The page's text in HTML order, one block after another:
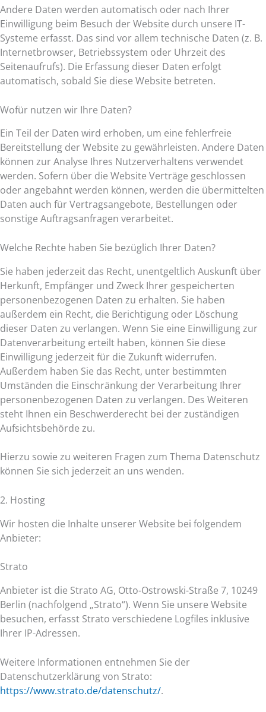
Andere Daten werden automatisch oder nach Ihrer
Einwilligung beim Besuch der Website durch unsere IT-
Systeme erfasst. Das sind vor allem technische Daten (z. B.
Internetbrowser, Betriebssystem oder Uhrzeit des
Seitenaufrufs). Die Erfassung dieser Daten erfolgt
automatisch, sobald Sie diese Website betreten.
Wofür nutzen wir Ihre Daten?
Ein Teil der Daten wird erhoben, um eine fehlerfreie
Bereitstellung der Website zu gewährleisten. Andere Daten
können zur Analyse Ihres Nutzerverhaltens verwendet
werden. Sofern über die Website Verträge geschlossen
oder angebahnt werden können, werden die übermittelten
Daten auch für Vertragsangebote, Bestellungen oder
sonstige Auftragsanfragen verarbeitet.
Welche Rechte haben Sie bezüglich Ihrer Daten?
Sie haben jederzeit das Recht, unentgeltlich Auskunft über
Herkunft, Empfänger und Zweck Ihrer gespeicherten
personenbezogenen Daten zu erhalten. Sie haben
außerdem ein Recht, die Berichtigung oder Löschung
dieser Daten zu verlangen. Wenn Sie eine Einwilligung zur
Datenverarbeitung erteilt haben, können Sie diese
Einwilligung jederzeit für die Zukunft widerrufen.
Außerdem haben Sie das Recht, unter bestimmten
Umständen die Einschränkung der Verarbeitung Ihrer
personenbezogenen Daten zu verlangen. Des Weiteren
steht Ihnen ein Beschwerderecht bei der zuständigen
Aufsichtsbehörde zu.
Hierzu sowie zu weiteren Fragen zum Thema Datenschutz
können Sie sich jederzeit an uns wenden.
2. Hosting
Wir hosten die Inhalte unserer Website bei folgendem
Anbieter:
Strato
Anbieter ist die Strato AG, Otto-Ostrowski-Straße 7, 10249
Berlin (nachfolgend „Strato“). Wenn Sie unsere Website
besuchen, erfasst Strato verschiedene Logfiles inklusive
Ihrer IP-Adressen.
Weitere Informationen entnehmen Sie der
Datenschutzerklärung von Strato:
https://www.strato.de/datenschutz/.